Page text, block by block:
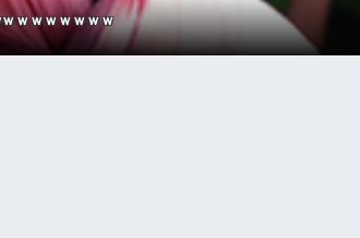
ｗｗｗｗｗｗｗ